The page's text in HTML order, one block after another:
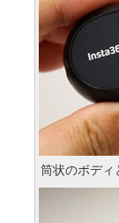
筒状のボディ